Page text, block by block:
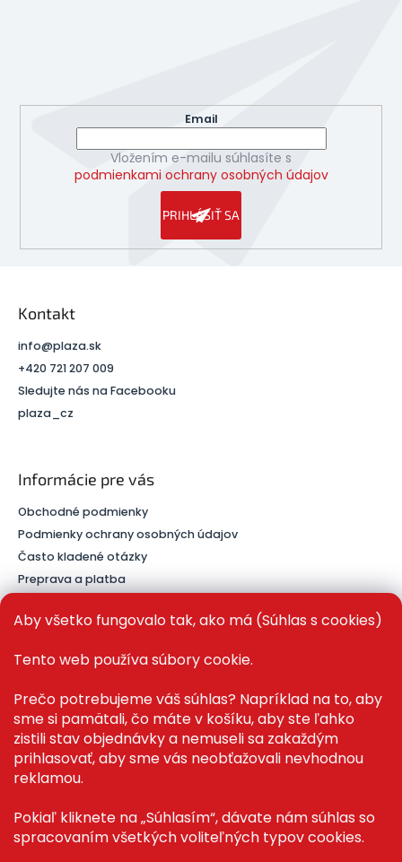
Aby všetko fungovalo tak, ako má (Súhlas s cookies)
Tento web používa súbory cookie.
Prečo potrebujeme váš súhlas? Napríklad na to, aby
sme si pamätali, čo máte v košíku, aby ste ľahko
zistili stav objednávky a nemuseli sa zakaždým
prihlasovať, aby sme vás neobťažovali nevhodnou
reklamou.
Pokiaľ kliknete na „Súhlasím“, dávate nám súhlas so
spracovaním všetkých voliteľných typov cookies.
Email
Vložením e-mailu súhlasíte s
podmienkami ochrany osobných údajov
PRIHLÁSIŤ SA
Kontakt
info@plaza.sk
+420 721 207 009
Sledujte nás na Facebooku
plaza_cz
Informácie pre vás
Obchodné podmienky
Podmienky ochrany osobných údajov
Často kladené otázky
Preprava a platba
PRE ZÁKAZNÍKOV
Recenze ✅
Magazín PLAZA News™
Můj účet
Registrace
Přihlášení